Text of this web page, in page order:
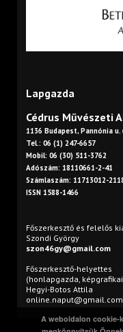
Lapgazda
Cédrus Művészeti
1136 Budapest, Pannónia u.
Tel.: 06 (1) 247-6657
Mobil: 06 (30) 511-3762
Adószám: 18110661-2-41
Számlaszám: 11713012-
ISSN 1588-1466
Főszerkesztő és felelős
Szondi György
szon46gy@gmail.com
Főszerkesztő-helyettes
(honlapgazda,
Hegyi-Botos Attila
online.naput@gmail.com
A weboldalon cookie-